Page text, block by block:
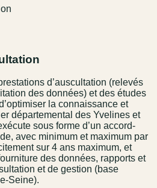
d’auscultation (relevés
des données) et des études
la connaissance et
départemental des Yvelines et
sous forme d’un accord-
avec minimum et maximum par
sur 4 ans maximum, et
des données, rapports et
et de gestion (base
Seine).